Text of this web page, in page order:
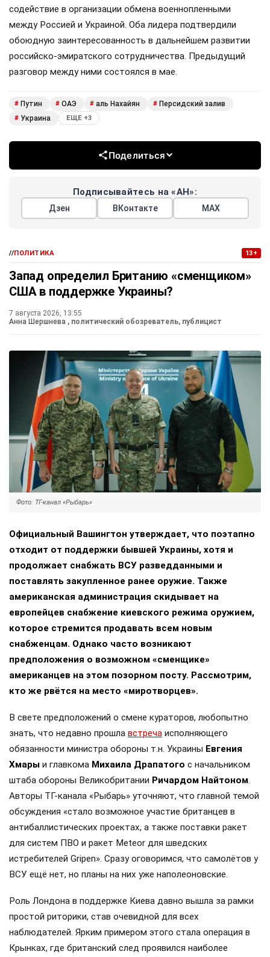
содействие в организации обмена военнопленными
между Россией и Украиной. Оба лидера подтвердили
обоюдную заинтересованность в дальнейшем развитии
российско-эмиратского сотрудничества. Предыдущий
разговор между ними состоялся в мае.
# Путин # ОАЭ # аль Нахайян # Персидский залив
# Украина ЕЩЕ +3
Поделиться
Подписывайтесь на «АН»:
Дзен ВКонтакте МАХ
//ПОЛИТИКА 13+
Запад определил Британию «сменщиком»
США в поддержке Украины?
7 августа 2026, 13:55
Анна Шершнева , политический обозреватель, публицист
Фото: ТГ-канал «Рыбарь»
Официальный Вашингтон утверждает, что поэтапно
отходит от поддержки бывшей Украины, хотя и
продолжает снабжать ВСУ разведданными и
поставлять закупленное ранее оружие. Также
американская администрация скидывает на
европейцев снабжение киевского режима оружием,
которое стремится продавать всем новым
снабженцам. Однако часто возникают
предположения о возможном «сменщике»
американцев на этом позорном посту. Рассмотрим,
кто же рвётся на место «миротворцев».
В свете предположений о смене кураторов, любопытно
знать, что недавно прошла встреча исполняющего
обязанности министра обороны т.н. Украины Евгения
Хмары и главкома Михаила Драпатого с начальником
штаба обороны Великобритании Ричардом Найтоном.
Авторы ТГ-канала «Рыбарь» уточняют, что главной темой
обсуждения «стало возможное участие британцев в
антибаллистических проектах, а также поставки ракет
для систем ПВО и ракет Meteor для шведских
истребителей Gripen». Сразу оговоримся, что самолётов у
ВСУ ещё нет, но планы на них уже наполеоновские.
Роль Лондона в поддержке Киева давно вышла за рамки
простой риторики, став очевидной для всех
наблюдателей. Ярким примером этого стала операция в
Крынках, где британский след проявился наиболее